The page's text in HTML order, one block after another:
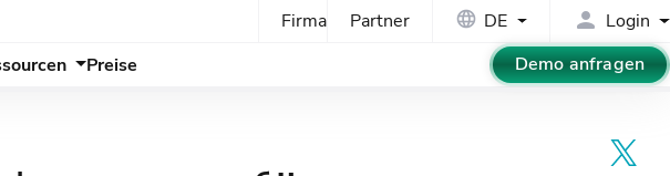
Firma Partner DE
Login
Preise Demo anfragen